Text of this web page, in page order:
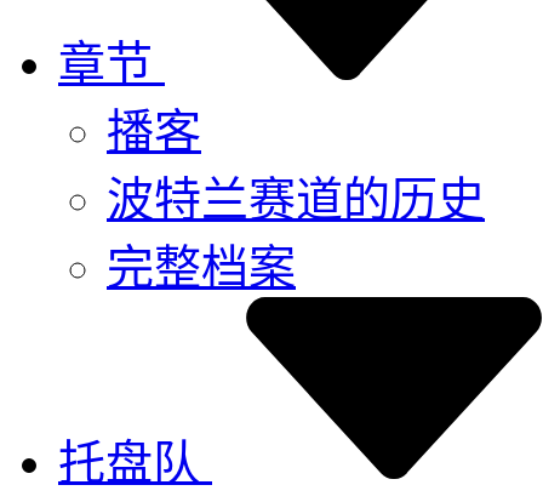
章节
播客
波特兰赛道的历史
完整档案
托盘队